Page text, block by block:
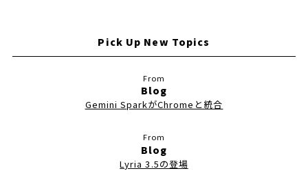
Pick Up New Topics
Blog
Gemini SparkがChromeと統合
Blog
Lyria 3.5の登場